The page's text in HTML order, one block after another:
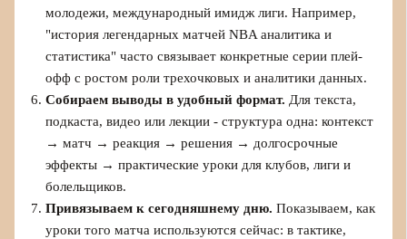
молодежи, международный имидж лиги. Например,
"история легендарных матчей NBA аналитика и
статистика" часто связывает конкретные серии плей-
офф с ростом роли трехочковых и аналитики данных.
Собираем выводы в удобный формат. Для текста,
подкаста, видео или лекции - структура одна: контекст
→ матч → реакция → решения → долгосрочные
эффекты → практические уроки для клубов, лиги и
болельщиков.
Привязываем к сегодняшнему дню. Показываем, как
уроки того матча используются сейчас: в тактике,